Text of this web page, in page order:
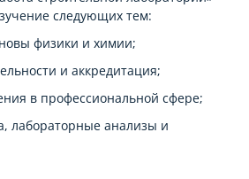
следующих тем:
физики и химии;
и аккредитация;
в профессиональной сфере;
лабораторные анализы и